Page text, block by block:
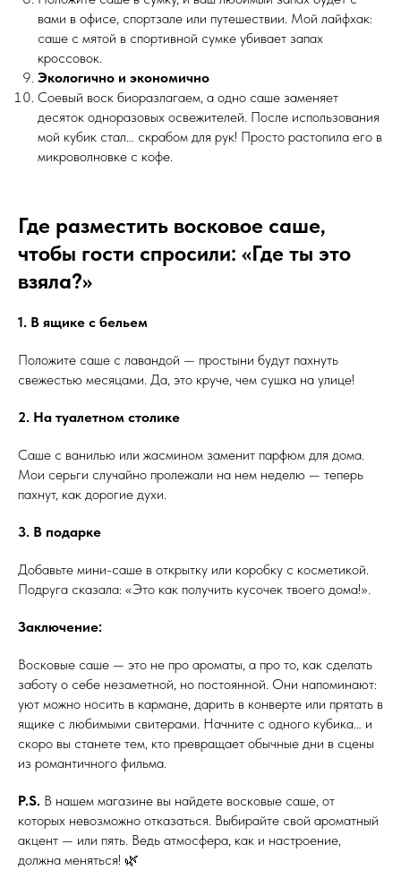
вами в офисе, спортзале или путешествии. Мой лайфхак:
саше с мятой в спортивной сумке убивает запах
кроссовок.
Экологично и экономично
Соевый воск биоразлагаем, а одно саше заменяет
десяток одноразовых освежителей. После использования
мой кубик стал… скрабом для рук! Просто растопила его в
микроволновке с кофе.
Где разместить восковое саше,
чтобы гости спросили: «Где ты это
взяла?»
1. В ящике с бельем
Положите саше с лавандой — простыни будут пахнуть
свежестью месяцами. Да, это круче, чем сушка на улице!
2. На туалетном столике
Саше с ванилью или жасмином заменит парфюм для дома.
Мои серьги случайно пролежали на нем неделю — теперь
пахнут, как дорогие духи.
3. В подарке
Добавьте мини-саше в открытку или коробку с косметикой.
Подруга сказала: «Это как получить кусочек твоего дома!».
Заключение:
Восковые саше — это не про ароматы, а про то, как сделать
заботу о себе незаметной, но постоянной. Они напоминают:
уют можно носить в кармане, дарить в конверте или прятать в
ящике с любимыми свитерами. Начните с одного кубика… и
скоро вы станете тем, кто превращает обычные дни в сцены
из романтичного фильма.
P.S. В нашем магазине вы найдете восковые саше, от
которых невозможно отказаться. Выбирайте свой ароматный
акцент — или пять. Ведь атмосфера, как и настроение,
должна меняться! 🌿